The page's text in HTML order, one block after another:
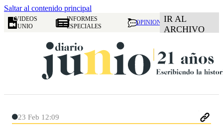
Saltar al contenido principal
VIDEOS
JUNIO
INFORMES
ESPECIALES
OPINION IR AL
ARCHIVO
23 Feb 12:09